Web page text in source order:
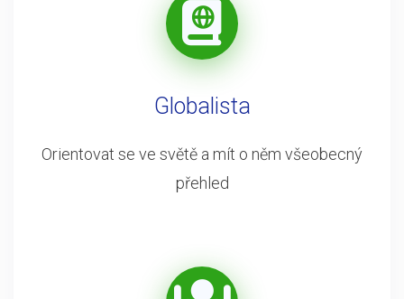
Globalista
Orientovat se ve světě a mít o něm všeobecný
přehled